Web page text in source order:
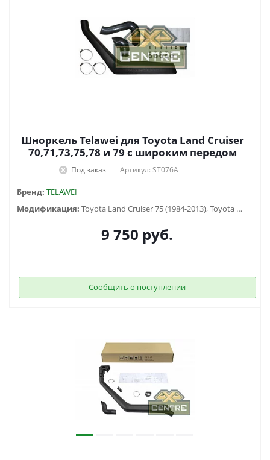
Шноркель Telawei для Toyota Land Cruiser
70,71,73,75,78 и 79 с широким передом
Под заказ Артикул: ST076A
Бренд: TELAWEI
Модификация:
Toyota Land Cruiser 75 (1984-2013), Toyota Land Cruiser 76 (2007-...)
9 750 руб.
Сообщить о поступлении